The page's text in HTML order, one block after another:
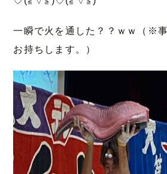
一瞬で火を通した？？ｗｗ（※
お持ちします。）